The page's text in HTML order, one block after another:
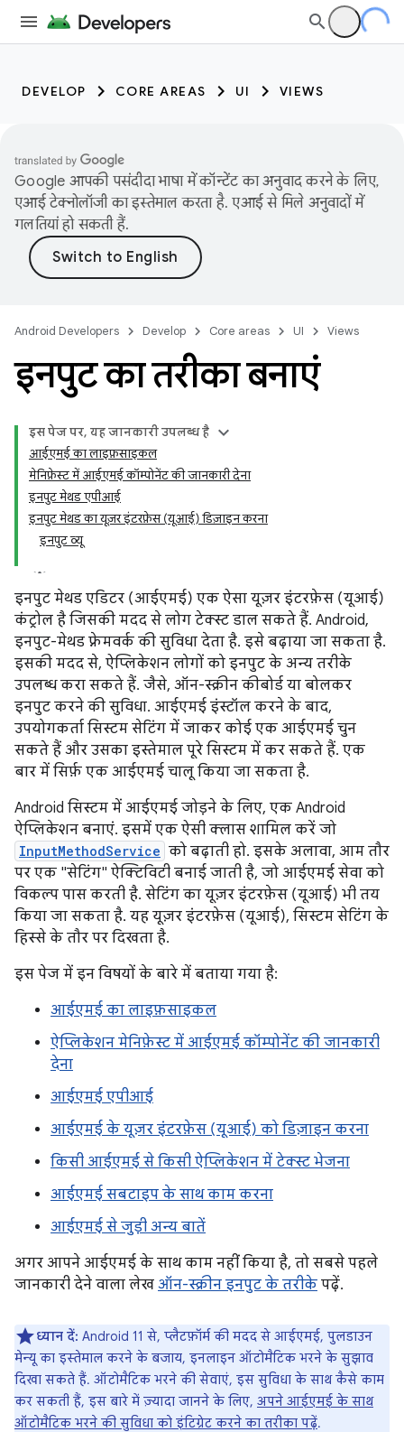
DEVELOP CORE AREAS UI VIEWS
Google आपकी पसंदीदा भाषा में कॉन्टेंट का अनुवाद करने के लिए,
एआई टेक्नोलॉजी का इस्तेमाल करता है. एआई से मिले अनुवादों में
गलतियां हो सकती हैं.
Android Developers Develop Core areas UI Views
इनपुट का तरीका बनाएं
इस पेज पर, यह जानकारी उपलब्ध है
आईएमई का लाइफ़साइकल
मेनिफ़ेस्ट में आईएमई कॉम्पोनेंट की जानकारी देना
इनपुट मेथड एपीआई
इनपुट मेथड का यूज़र इंटरफ़ेस (यूआई) डिज़ाइन करना
इनपुट व्यू
इनपुट मेथड एडिटर (आईएमई) एक ऐसा यूज़र इंटरफ़ेस (यूआई)
कंट्रोल है जिसकी मदद से लोग टेक्स्ट डाल सकते हैं. Android,
इनपुट-मेथड फ़्रेमवर्क की सुविधा देता है. इसे बढ़ाया जा सकता है.
इसकी मदद से, ऐप्लिकेशन लोगों को इनपुट के अन्य तरीके
उपलब्ध करा सकते हैं. जैसे, ऑन-स्क्रीन कीबोर्ड या बोलकर
इनपुट करने की सुविधा. आईएमई इंस्टॉल करने के बाद,
उपयोगकर्ता सिस्टम सेटिंग में जाकर कोई एक आईएमई चुन
सकते हैं और उसका इस्तेमाल पूरे सिस्टम में कर सकते हैं. एक
बार में सिर्फ़ एक आईएमई चालू किया जा सकता है.
Android सिस्टम में आईएमई जोड़ने के लिए, एक Android
ऐप्लिकेशन बनाएं. इसमें एक ऐसी क्लास शामिल करें जो
InputMethodService को बढ़ाती हो. इसके अलावा, आम तौर
पर एक "सेटिंग" ऐक्टिविटी बनाई जाती है, जो आईएमई सेवा को
विकल्प पास करती है. सेटिंग का यूज़र इंटरफ़ेस (यूआई) भी तय
किया जा सकता है. यह यूज़र इंटरफ़ेस (यूआई), सिस्टम सेटिंग के
हिस्से के तौर पर दिखता है.
इस पेज में इन विषयों के बारे में बताया गया है:
आईएमई का लाइफ़साइकल
ऐप्लिकेशन मेनिफ़ेस्ट में आईएमई कॉम्पोनेंट की जानकारी
देना
आईएमई एपीआई
आईएमई के यूज़र इंटरफ़ेस (यूआई) को डिज़ाइन करना
किसी आईएमई से किसी ऐप्लिकेशन में टेक्स्ट भेजना
आईएमई सबटाइप के साथ काम करना
आईएमई से जुड़ी अन्य बातें
अगर आपने आईएमई के साथ काम नहीं किया है, तो सबसे पहले
जानकारी देने वाला लेख ऑन-स्क्रीन इनपुट के तरीके पढ़ें.
ध्यान दें: Android 11 से, प्लैटफ़ॉर्म की मदद से आईएमई, पुलडाउन
मेन्यू का इस्तेमाल करने के बजाय, इनलाइन ऑटोमैटिक भरने के सुझाव
दिखा सकते हैं. ऑटोमैटिक भरने की सेवाएं, इस सुविधा के साथ कैसे काम
कर सकती हैं, इस बारे में ज़्यादा जानने के लिए, अपने आईएमई के साथ
ऑटोमैटिक भरने की सुविधा को इंटिग्रेट करने का तरीका पढ़ें.